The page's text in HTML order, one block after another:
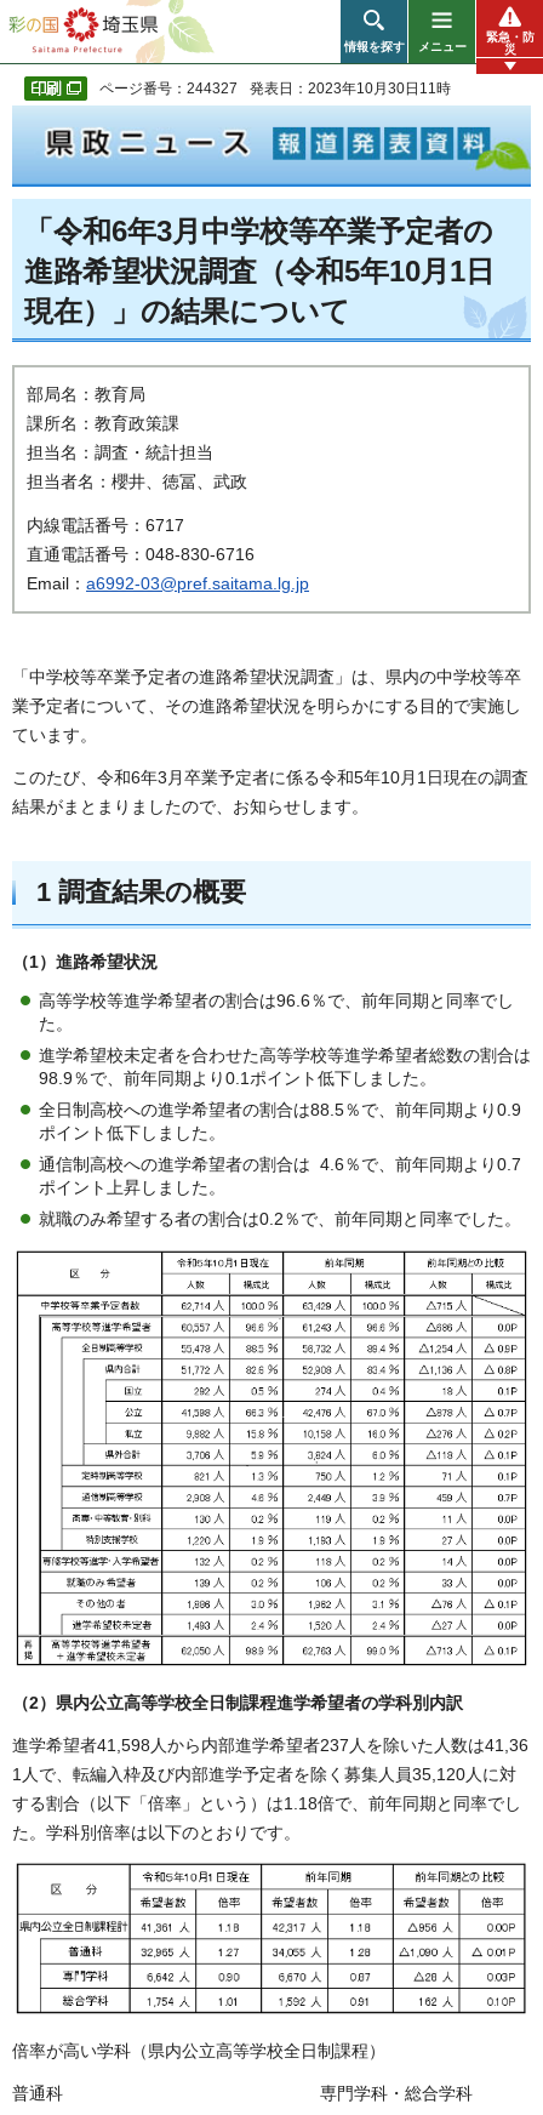
彩の国 埼玉県
情報を探す メニュー
緊急・防
災
ページ番号：244327 発表日：2023年10月30日11時
「令和6年3月中学校等卒業予定者の
進路希望状況調査（令和5年10月1日
現在）」の結果について
部局名：教育局
課所名：教育政策課
担当名：調査・統計担当
担当者名：櫻井、徳冨、武政
内線電話番号：6717
直通電話番号：048-830-6716
Email： a6992-03@pref.saitama.lg.jp
「中学校等卒業予定者の進路希望状況調査」は、県内の中学校等卒
業予定者について、その進路希望状況を明らかにする目的で実施し
ています。
このたび、令和6年3月卒業予定者に係る令和5年10月1日現在の調査
結果がまとまりましたので、お知らせします。
1 調査結果の概要
（1）進路希望状況
高等学校等進学希望者の割合は96.6％で、前年同期と同率でし
た。
進学希望校未定者を合わせた高等学校等進学希望者総数の割合は
98.9％で、前年同期より0.1ポイント低下しました。
全日制高校への進学希望者の割合は88.5％で、前年同期より0.9
ポイント低下しました。
通信制高校への進学希望者の割合は 4.6％で、前年同期より0.7
ポイント上昇しました。
就職のみ希望する者の割合は0.2％で、前年同期と同率でした。
（2）県内公立高等学校全日制課程進学希望者の学科別内訳
進学希望者41,598人から内部進学希望者237人を除いた人数は41,36
1人で、転編入枠及び内部進学予定者を除く募集人員35,120人に対
する割合（以下「倍率」という）は1.18倍で、前年同期と同率でし
た。学科別倍率は以下のとおりです。
倍率が高い学科（県内公立高等学校全日制課程）
普通科 専門学科・総合学科